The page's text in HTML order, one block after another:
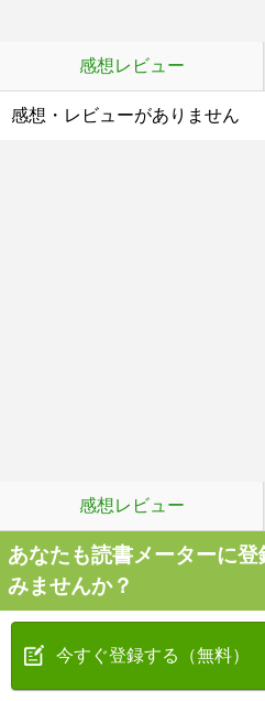
感想レビュー
感想・レビューがありません
感想レビュー
あなたも読書メーターに
みませんか？
今すぐ登録する（無料）